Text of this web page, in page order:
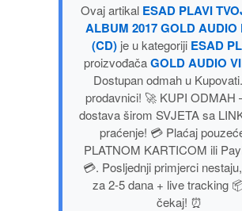
POPULARNA
PRIČE
PUBLICISTIKA
PUTOPISI
Ovaj artikal ESAD PLAVI
ALBUM 2017 GOLD AUDIO
(CD) je u kategoriji ESAD
proizvođačaGOLD AUDIO
Dostupan odmah u
prodavnici! 🚀 KUPI ODMAH
dostava širom SVJETA sa
praćenje! 💳 Plaćaj
PLATNOM KARTICOM ili
💳. Posljednji primjerci
za 2-5 dana + live tracking
čekaj! ⏰